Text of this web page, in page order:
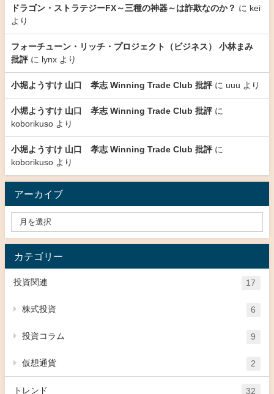
ドラゴン・ストラテジーFX～三種の神器～は詐欺なのか？ に kei
より
フォーチューン・リッチ・プロジェクト（ビジネス） 小林まみ
批評に lynx より
小堀ようすけ 山口 孝志 Winning Trade Club 批評に uuu より
小堀ようすけ 山口 孝志 Winning Trade Club 批評に
koborikuso より
小堀ようすけ 山口 孝志 Winning Trade Club 批評に
koborikuso より
アーカイブ
カテゴリー
投資関連 17
株式投資 6
投資コラム 9
仮想通貨 2
トレンド 32